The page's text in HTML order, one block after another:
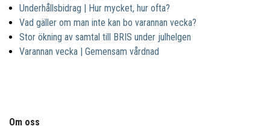
Underhållsbidrag | Hur mycket, hur ofta?
Vad gäller om man inte kan bo varannan vecka?
Stor ökning av samtal till BRIS under julhelgen
Varannan vecka | Gemensam vårdnad
Om oss